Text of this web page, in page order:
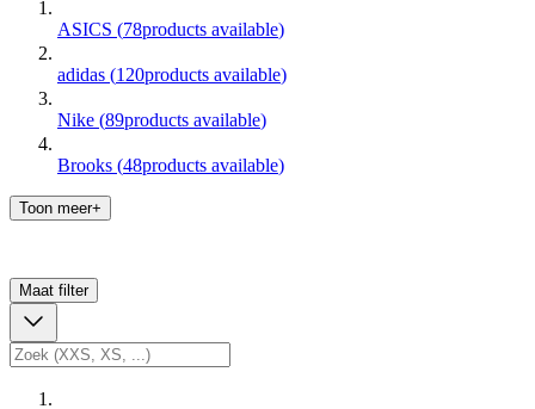
ASICS (78products available)
adidas (120products available)
Nike (89products available)
Brooks (48products available)
Toon meer+
Maat filter